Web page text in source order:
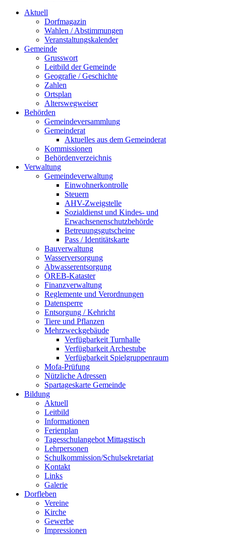
Aktuell
Dorfmagazin
Wahlen / Abstimmungen
Veranstaltungskalender
Gemeinde
Grusswort
Leitbild der Gemeinde
Geografie / Geschichte
Zahlen
Ortsplan
Alterswegweiser
Behörden
Gemeindeversammlung
Gemeinderat
Aktuelles aus dem Gemeinderat
Kommissionen
Behördenverzeichnis
Verwaltung
Gemeindeverwaltung
Einwohnerkontrolle
Steuern
AHV-Zweigstelle
Sozialdienst und Kindes- und
Erwachsenenschutzbehörde
Betreuungsgutscheine
Pass / Identitätskarte
Bauverwaltung
Wasserversorgung
Abwasserentsorgung
ÖREB-Kataster
Finanzverwaltung
Reglemente und Verordnungen
Datensperre
Entsorgung / Kehricht
Tiere und Pflanzen
Mehrzweckgebäude
Verfügbarkeit Turnhalle
Verfügbarkeit Archestube
Verfügbarkeit Spielgruppenraum
Mofa-Prüfung
Nützliche Adressen
Spartageskarte Gemeinde
Bildung
Aktuell
Leitbild
Informationen
Ferienplan
Tagesschulangebot Mittagstisch
Lehrpersonen
Schulkommission/Schulsekretariat
Kontakt
Links
Galerie
Dorfleben
Vereine
Kirche
Gewerbe
Impressionen